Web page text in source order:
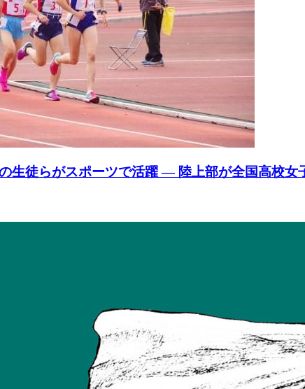
生徒らがスポーツで活躍 — 陸上部が全国高校